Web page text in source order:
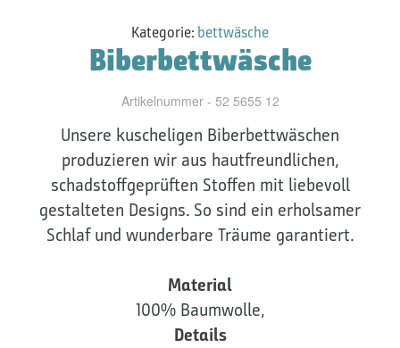
Kategorie: bettwäsche
Biberbettwäsche
Artikelnummer - 52 5655 12
Unsere kuscheligen Biberbettwäschen
produzieren wir aus hautfreundlichen,
schadstoffgeprüften Stoffen mit liebevoll
gestalteten Designs. So sind ein erholsamer
Schlaf und wunderbare Träume garantiert.
Material
100% Baumwolle,
Details